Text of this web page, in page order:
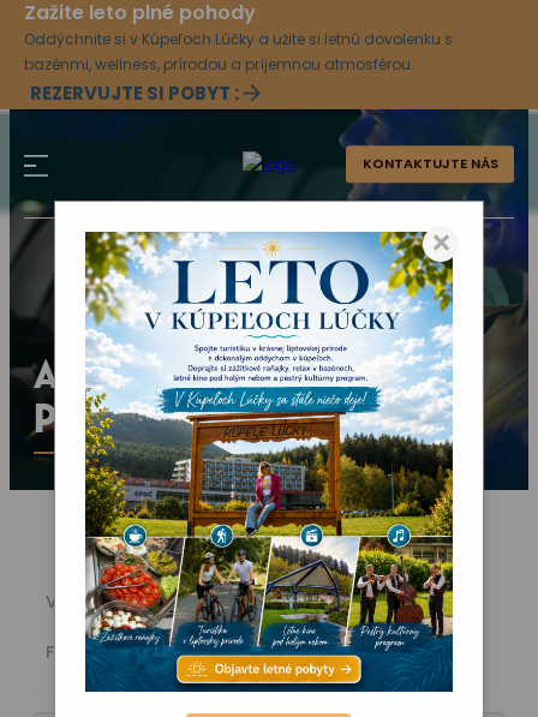
Zažite leto plné pohody
Oddýchnite si v Kúpeľoch Lúčky a užite si letnú dovolenku s
bazénmi, wellness, prírodou a príjemnou atmosférou.
REZERVUJTE SI POBYT :
×
KONTAKTUJTE NÁS
AKTUÁLNY KULTÚRNY
PROGRAM
Všetky akcie Kino Vystúpenie Zábava
Fitness Poznávanie